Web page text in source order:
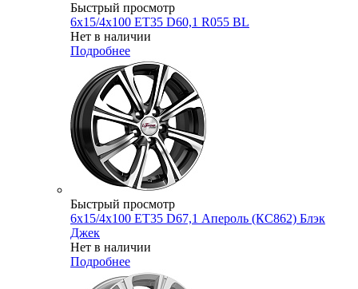
Быстрый просмотр
6x15/4x100 ET35 D60,1 R055 BL
Нет в наличии
Подробнее
Быстрый просмотр
6x15/4x100 ET35 D67,1 Апероль (КС862) Блэк
Джек
Нет в наличии
Подробнее